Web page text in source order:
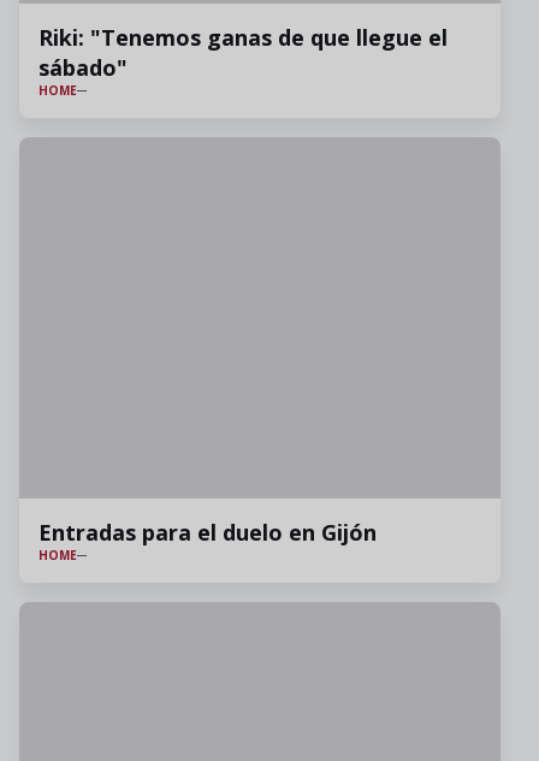
Riki: "Tenemos ganas de que llegue el
sábado"
HOME
Entradas para el duelo en Gijón
HOME